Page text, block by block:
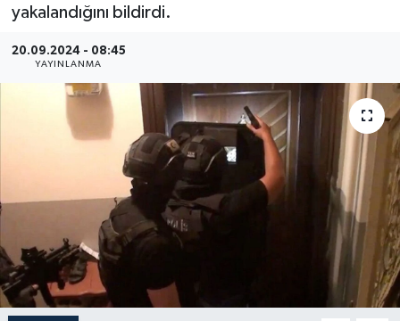
yakalandığını bildirdi.
20.09.2024 - 08:45
YAYINLANMA
Hava Durumu
İlan
Kültür Sanat
Magazin
Otomobil
Politika